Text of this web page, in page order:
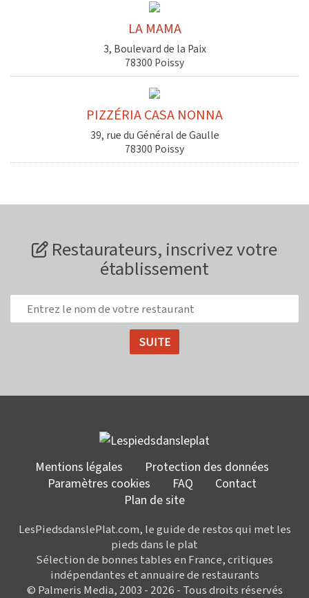
LA MAMA
3, Boulevard de la Paix
78300 Poissy
PIZZÉRIA CASA NONNA
39, rue du Général de Gaulle
78300 Poissy
Restaurateurs, inscrivez votre
établissement
Mentions légales
Protection des données
Paramètres cookies
FAQ
Contact
Plan de site
LesPiedsdanslePlat.com, le guide de restos qui met les
pieds dans le plat
Sélection de bonnes tables en France, critiques
indépendantes et annuaire de restaurants
© Palmeris Media, 2003 - 2026 - Tous droits réservés